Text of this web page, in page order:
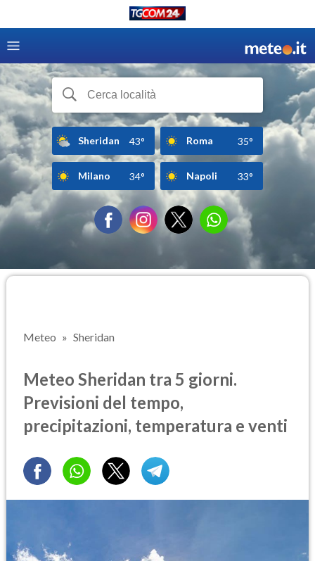
Sheridan 43° Roma 35°
Milano 34° Napoli 33°
Meteo Sheridan
Meteo Sheridan tra 5 giorni.
Previsioni del tempo,
precipitazioni, temperatura e venti